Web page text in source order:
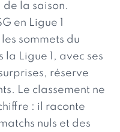
de la saison.
en Ligue 1
sommets du
Ligue 1, avec ses
réserve
Le classement ne
: il raconte
nuls et des